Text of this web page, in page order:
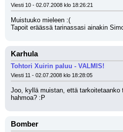
Viesti 10 - 02.07.2008 klo 18:26:21
Muistuuko mieleen :(
Tapoit eräässä tarinassasi ainakin
Karhula
Tohtori Xuirin paluu - VALMIS!
Viesti 11 - 02.07.2008 klo 18:28:05
Joo, kyllä muistan, että tarkoitetaanko
hahmoa? :P
Bomber